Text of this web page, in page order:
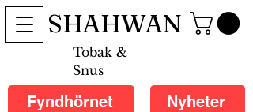
SHAHWAN
Tobak &
Snus
Fyndhörnet Nyheter